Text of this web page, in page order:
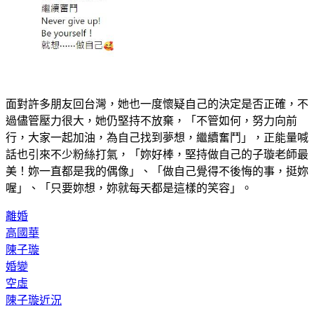
面對許多朋友回台灣，她也一度懷疑自己的決定是否正確，不
過儘管壓力很大，她仍堅持不放棄，「不管如何，努力向前
行，大家一起加油，為自己找到夢想，繼續奮鬥」，正能量喊
話也引來不少粉絲打氣，「妳好棒，堅持做自己的子璇老師最
美！妳一直都是我的偶像」、「做自己覺得不後悔的事，挺妳
喔」、「只要妳想，妳就每天都是這樣的笑容」。
離婚
高國華
陳子璇
婚變
空虛
陳子璇​​​​​​​近況